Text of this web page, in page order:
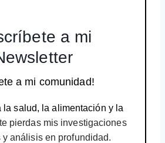
a mi
a mi comunidad!
la salud, la alimentación y la
pierdas mis investigaciones
análisis en profundidad.